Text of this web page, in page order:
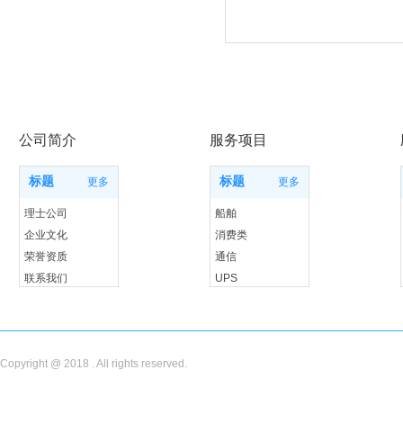
标题 更多
理士公司
企业文化
荣誉资质
联系我们
标题 更多
船舶
消费类
通信
UPS
公司简介 服务项目
Copyright @ 2018 . All rights reserved.